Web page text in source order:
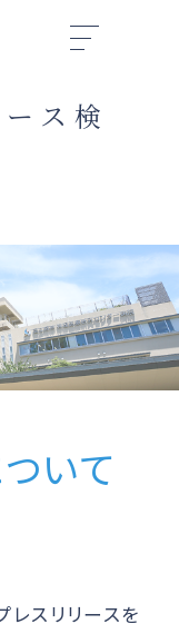
ス検
いて
レスリリースを